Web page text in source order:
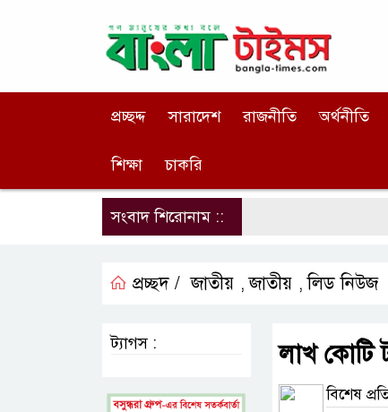
প্রচ্ছদ্দ সারাদেশ রাজনীতি অর্থনীতি
শিক্ষা চাকরি
সংবাদ শিরোনাম ::
প্রচ্ছদ / জাতীয় ,জাতীয় ,লিড নিউজ
লাখ কোটি
বিশেষ
ট্যাগস :